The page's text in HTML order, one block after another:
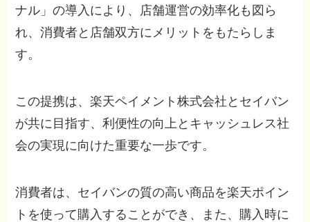
ナル」の導入により、店舗運営の効率化も図ら
れ、消費者と店舗双方にメリットをもたらしま
す。
この提携は、楽天ペイメント株式会社とセイバン
が共に目指す、利便性の向上とキャッシュレス社
会の実現に向けた重要な一歩です。
消費者は、セイバンの質の高い商品を楽天ポイン
トを使って購入することができ、また、購入時に